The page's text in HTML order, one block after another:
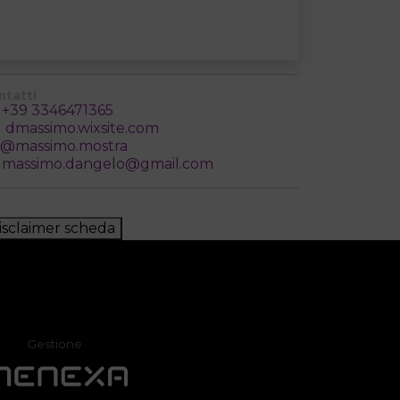
+39 3346471365
dmassimo.wixsite.com
@massimo.mostra
massimo.dangelo@gmail.com
scheda
Gestione